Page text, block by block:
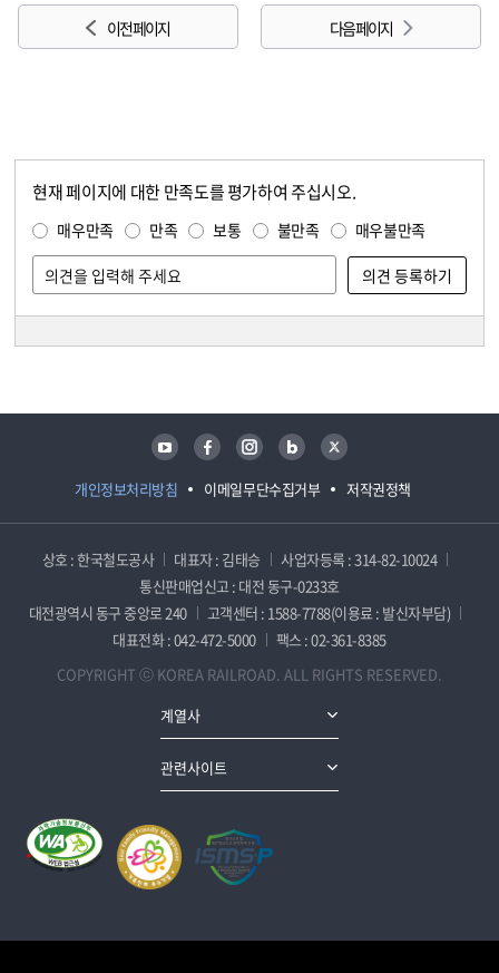
이전 페이지 다음 페이지
현재 페이지에 대한 만족도를 평가하여 주십시오.
매우만족 만족 보통 불만족 매우불만족
개인정보처리방침 이메일무단수집거부 저작권정책
유튜브 페이스북 인스타그램 블로그 트위터
상호 : 한국철도공사 대표자 : 김태승
사업자등록 : 314-82-10024
통신판매업신고 : 대전 동구-0233호
대전광역시 동구 중앙로 240
고객센터 : 1588-7788(이용료 : 발신자부담)
대표전화 : 042-472-5000
팩스 : 02-361-8385
COPYRIGHT ⓒ KOREA RAILROAD. ALL RIGHTS RESERVED.
계열사
관련사이트